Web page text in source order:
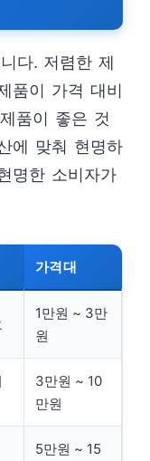
다. 저렴한 제
품이 가격 대비
품이 좋은 것
에 맞춰 현명하
명한 소비자가
가격대
1만원 ~ 3만
원
3만원 ~ 10
만원
5만원 ~ 15